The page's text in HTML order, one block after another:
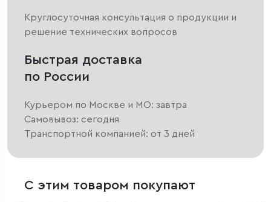
Круглосуточная консультация о продукции и
решение технических вопросов
Быстрая доставка
по России
Курьером по Москве и МО: завтра
Самовывоз: сегодня
Транспортной компанией: от 3 дней
С этим товаром покупают